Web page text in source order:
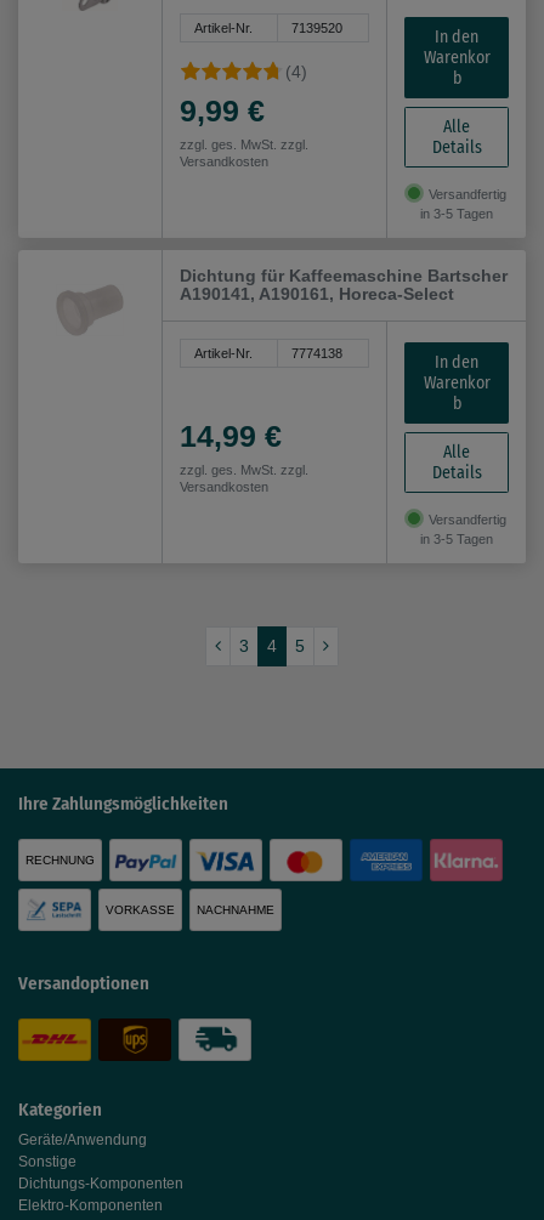
Artikel-Nr. 7139520
(4)
9,99 €
zzgl. ges. MwSt. zzgl.
Versandkosten
In den
Warenkor
b
Alle
Details
Versandfertig
in 3-5 Tagen
Dichtung für Kaffeemaschine Bartscher
A190141, A190161, Horeca-Select
Artikel-Nr. 7774138
14,99 €
zzgl. ges. MwSt. zzgl.
Versandkosten
In den
Warenkor
b
Alle
Details
Versandfertig
in 3-5 Tagen
3 4 5
Kategorien
Geräte/Anwendung
Sonstige
Dichtungs-Komponenten
Elektro-Komponenten
Ihre Zahlungsmöglichkeiten
RECHNUNG
VORKASSE NACHNAHME
Versandoptionen